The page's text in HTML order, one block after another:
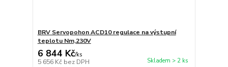
BRV Servopohon ACD10 regulace na výstupní
teplotu Nm,230V
6 844 Kč/ks
5 656 Kč bez DPH Skladem > 2 ks